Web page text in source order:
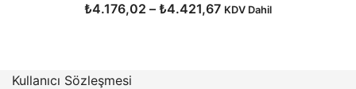
₺4.176,02 – ₺4.421,67Fiyat
KDV Dahil
Kullanıcı Sözleşmesi